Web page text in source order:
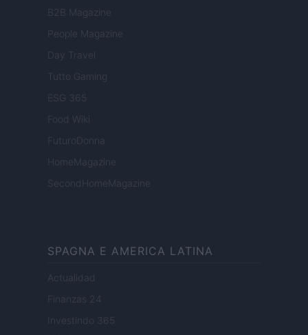
B2B Magazine
People Magazine
Day Travel
Tutto Gaming
ESG 365
Food Wiki
FuturoDonna
HomeMagazine
SecondHomeMagazine
SPAGNA E AMERICA LATINA
Actualidad
Finanzas 24
Investindo 365